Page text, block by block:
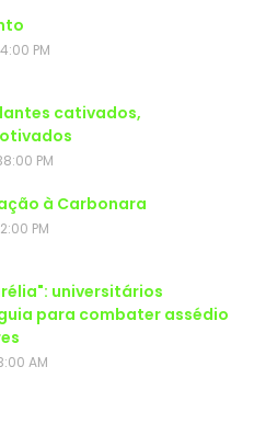
PM
cativados,
PM
à Carbonara
PM
universitários
para combater assédio
AM